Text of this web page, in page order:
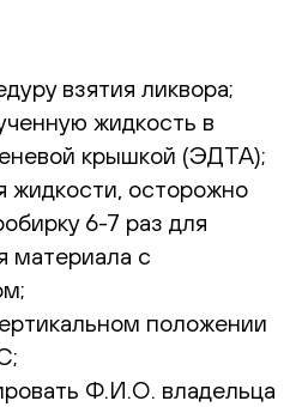
взятия ликвора;
жидкость в
крышкой (ЭДТА);
жидкости, осторожно
6-7 раз для
материала с
;
положении
;
Ф.И.О. владельца